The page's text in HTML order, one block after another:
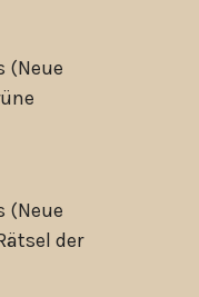
(Neue
(Neue
der